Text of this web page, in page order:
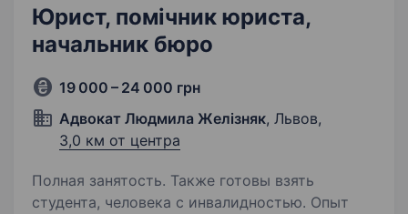
Юрист, помічник юриста,
начальник бюро
19 000 – 24 000 грн
Адвокат Людмила Желізняк, Львов,
3,0 км от центра
Полная занятость. Также готовы взять
студента, человека с инвалидностью. Опыт